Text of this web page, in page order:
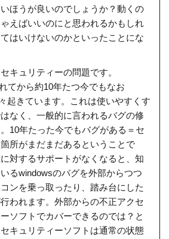
ほうが良いのでしょうか？動くの
えばいいのにと思われるかもしれ
はいけないのかといったことにな
キュリティーの問題です。
てから約10年たつ今でもなお
起きています。これは使いやすくす
なく、一般的に言われるバグの修
10年たった今でもバグがある＝セ
所がまだまだあるということで
対するサポートがなくなると、知
るwindowsのバグを外部からつつ
ンを乗っ取ったり、踏み台にした
われます。外部からの不正アクセ
ソフトでカバーできるのでは？と
キュリティーソフトは通常の状態